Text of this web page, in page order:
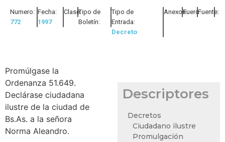
Numero:
772
Fecha:
1997
Clase:Tipo de
Boletín:
Tipo de
Entrada:
Decreto
Anexos:Fuero:Fuente:
Promúlgase la
Ordenanza 51.649.
Declárase ciudadana
ilustre de la ciudad de
Bs.As. a la señora
Norma Aleandro.
Descriptores
Decretos
Ciudadano ilustre
Promulgación